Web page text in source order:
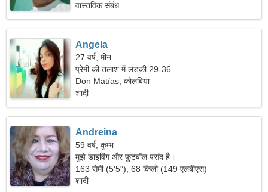
वास्तविक संबंध
Angela
27 वर्ष, मीन
प्रेमी की तलाश में लड़की 29-36
Don Matías, कोलंबिया
शादी
Andreina
59 वर्ष, कुम्भ
मुझे डाइविंग और फुटबॉल पसंद है।
163 सेमी (5'5"), 68 किलो (149 एलबीएस)
शादी